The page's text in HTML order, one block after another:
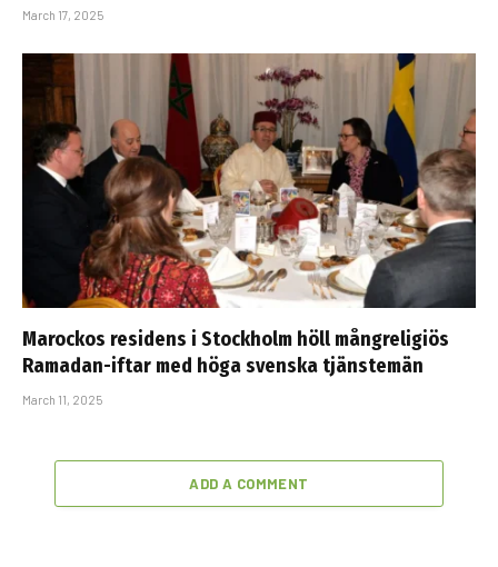
March 17, 2025
Marockos residens i Stockholm höll mångreligiös
Ramadan-iftar med höga svenska tjänstemän
March 11, 2025
ADD A COMMENT